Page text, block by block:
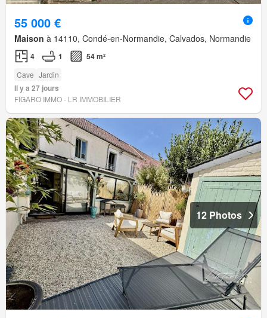
55 000 €
Maison à 14110, Condé-en-Normandie, Calvados, Normandie
4 1 54 m²
Cave Jardin
Il y a 27 jours
FIGARO IMMO - LR IMMOBILIER
12 Photos